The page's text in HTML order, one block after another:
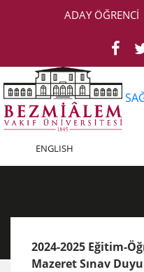
ADAY ÖĞRENCİ
ENGLISH
2024-2025 Eğitim-
Mazeret Sınav